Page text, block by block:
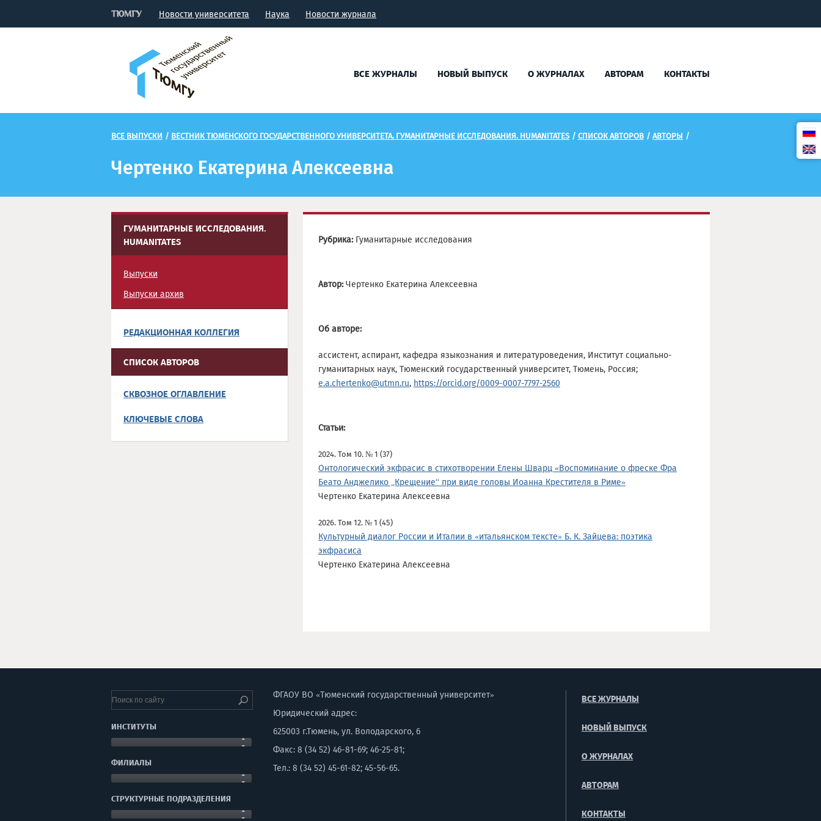
Новости университета Наука Новости журнала
ВСЕ ЖУРНАЛЫ НОВЫЙ ВЫПУСК О ЖУРНАЛАХ АВТОРАМ КОНТАКТЫ
ВСЕ ВЫПУСКИ / ВЕСТНИК ТЮМЕНСКОГО ГОСУДАРСТВЕННОГО УНИВЕРСИТЕТА. ГУМАНИТАРНЫЕ ИССЛЕДОВАНИЯ. HUMANITATES / СПИСОК АВТОРОВ / АВТОРЫ /
Чертенко Екатерина Алексеевна
ГУМАНИТАРНЫЕ ИССЛЕДОВАНИЯ.
HUMANITATES
Выпуски
Выпуски архив
РЕДАКЦИОННАЯ КОЛЛЕГИЯ
СПИСОК АВТОРОВ
СКВОЗНОЕ ОГЛАВЛЕНИЕ
КЛЮЧЕВЫЕ СЛОВА
Рубрика:Гуманитарные исследования
Автор:Чертенко Екатерина Алексеевна
Об авторе:
ассистент, аспирант, кафедра языкознания и литературоведения, Институт социально-
гуманитарных наук, Тюменский государственный университет, Тюмень, Россия;
e.a.chertenko@utmn.ru, https://orcid.org/0009-0007-7797-2560
Статьи:
2024. Том 10. № 1 (37)
Онтологический экфрасис в стихотворении Елены Шварц «Воспоминание о фреске Фра
Беато Анджелико „Крещение“ при виде головы Иоанна Крестителя в Риме»
Чертенко Екатерина Алексеевна
2026. Том 12. № 1 (45)
Культурный диалог России и Италии в «итальянском тексте» Б. К. Зайцева: поэтика
экфрасиса
Чертенко Екатерина Алексеевна
ИНСТИТУТЫ
ФИЛИАЛЫ
СТРУКТУРНЫЕ ПОДРАЗДЕЛЕНИЯ
ФГАОУ ВО «Тюменский государственный университет»
Юридический адрес:
625003 г.Тюмень, ул. Володарского, 6
Факс: 8 (34 52) 46-81-69; 46-25-81;
Тел.: 8 (34 52) 45-61-82; 45-56-65.
ВСЕ ЖУРНАЛЫ
НОВЫЙ ВЫПУСК
О ЖУРНАЛАХ
АВТОРАМ
КОНТАКТЫ